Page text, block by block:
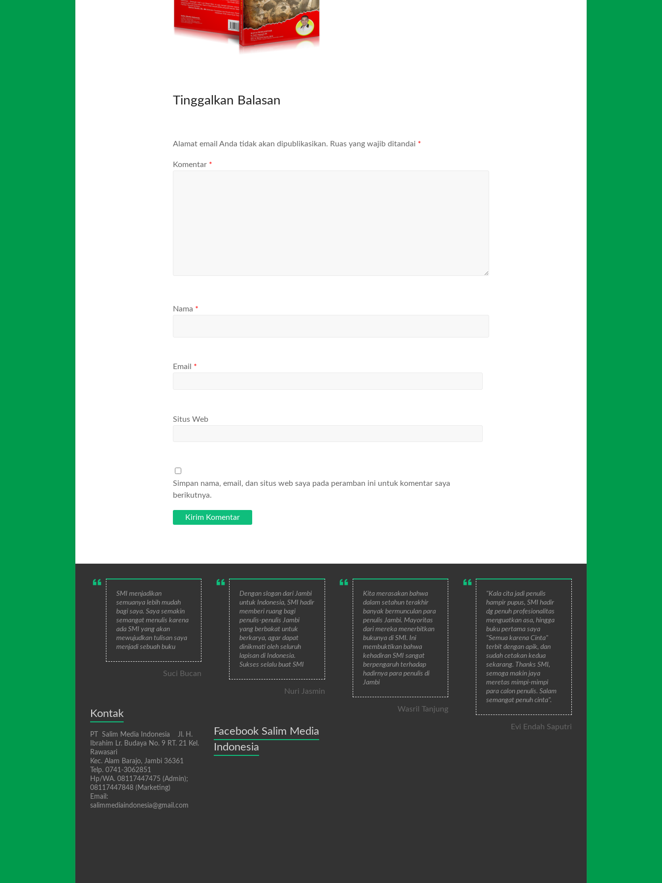
Tinggalkan Balasan
Alamat email Anda tidak akan dipublikasikan. Ruas yang wajib ditandai *
Komentar *
Nama *
Email *
Situs Web
Simpan nama, email, dan situs web saya pada peramban ini untuk komentar saya
berikutnya.
SMI menjadikan
semuanya lebih mudah
bagi saya. Saya semakin
semangat menulis karena
ada SMI yang akan
mewujudkan tulisan saya
menjadi sebuah buku
Suci Bucan
Kontak
PT Salim Media Indonesia Jl. H.
Ibrahim Lr. Budaya No. 9 RT. 21 Kel.
Rawasari
Kec. Alam Barajo, Jambi 36361
Telp. 0741-3062851
Hp/WA. 08117447475 (Admin);
08117447848 (Marketing)
Email:
salimmediaindonesia@gmail.com
Dengan slogan dari Jambi
untuk Indonesia, SMI hadir
memberi ruang bagi
penulis-penulis Jambi
yang berbakat untuk
berkarya, agar dapat
dinikmati oleh seluruh
lapisan di Indonesia.
Sukses selalu buat SMI
Nuri Jasmin
Facebook Salim Media
Indonesia
Kita merasakan bahwa
dalam setahun terakhir
banyak bermunculan para
penulis Jambi. Mayoritas
dari mereka menerbitkan
bukunya di SMI. Ini
membuktikan bahwa
kehadiran SMI sangat
berpengaruh terhadap
hadirnya para penulis di
Jambi
Wasril Tanjung
"Kala cita jadi penulis
hampir pupus, SMI hadir
dg penuh profesionalitas
menguatkan asa, hingga
buku pertama saya
"Semua karena Cinta"
terbit dengan apik, dan
sudah cetakan kedua
sekarang. Thanks SMI,
semoga makin jaya
meretas mimpi-mimpi
para calon penulis. Salam
semangat penuh cinta".
Evi Endah Saputri